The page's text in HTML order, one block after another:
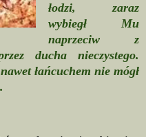
łodzi, zaraz
wybiegł Mu
naprzeciw z
ducha nieczystego.
łańcuchem nie mógł